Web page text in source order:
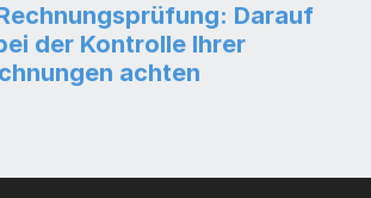
Darauf
der Kontrolle Ihrer
achten